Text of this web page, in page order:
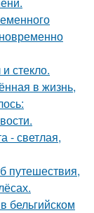
стекло.
в жизнь,
- светлая,
путешествия,
бельгийском